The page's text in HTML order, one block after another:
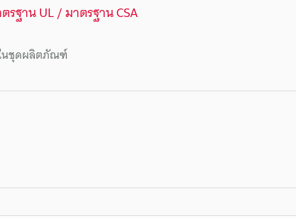
นชุดผลิตภัณฑ์
รฐาน UL / มาตรฐาน CSA